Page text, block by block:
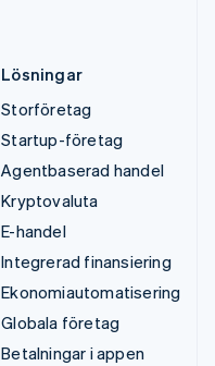
Lösningar
Storföretag
Startup-företag
Agentbaserad handel
Kryptovaluta
E-handel
Integrerad finansiering
Ekonomiautomatisering
Globala företag
Betalningar i appen